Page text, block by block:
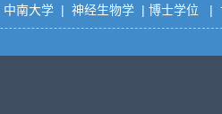
中南大学 | 神经生物学 | 博士学位 |